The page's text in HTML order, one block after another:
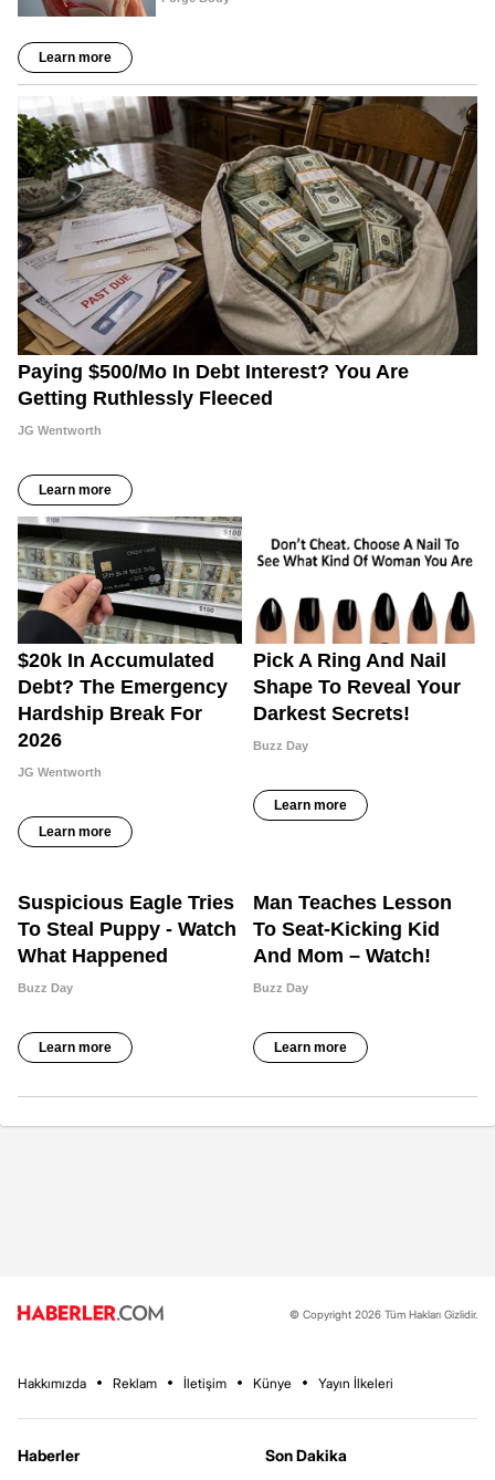
© Copyright 2026 Tüm Hakları Gizlidir.
Hakkımızda Reklam İletişim Künye Yayın İlkeleri
Haberler
Son Dakika